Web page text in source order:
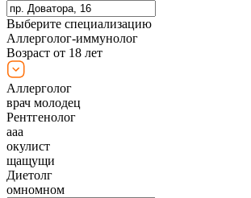
Выберите специализацию
Аллерголог-иммунолог
Возраст от 18 лет
Аллерголог
врач молодец
Рентгенолог
ааа
окулист
щащущи
Диетолг
омномном